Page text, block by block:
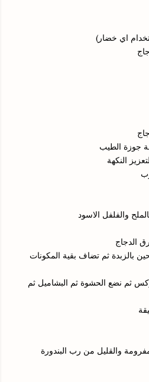
اي خضار)
جوزة الطيب
النكهة
والفلفل الاسود
الدجاج
بالزبدة ثم تضاف بقية المكونات
ثم نضع الحشوة ثم البشاميل ثم
والقليل من رب البندورة